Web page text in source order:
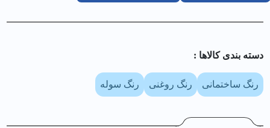
دسته بندی کالا‌ها :
رنگ ساختمانی رنگ روغنی رنگ سوله